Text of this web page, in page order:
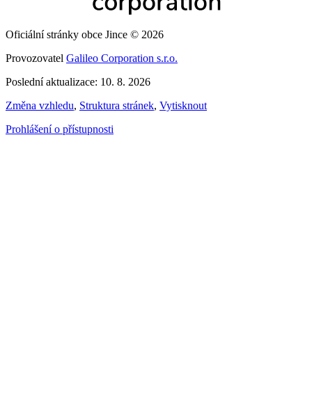
Oficiální stránky obce Jince © 2026
Provozovatel Galileo Corporation s.r.o.
Poslední aktualizace: 10. 8. 2026
Změna vzhledu, Struktura stránek, Vytisknout
Prohlášení o přístupnosti